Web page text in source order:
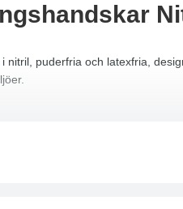
nitril, puderfria och latexfria,